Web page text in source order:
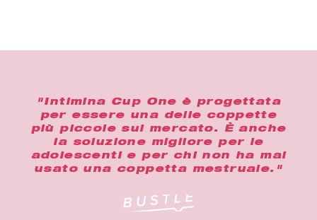
"Intimina Cup One è progettata
per essere una delle coppette
più piccole sul mercato. È anche
la soluzione migliore per le
adolescenti e per chi non ha mai
usato una coppetta mestruale."